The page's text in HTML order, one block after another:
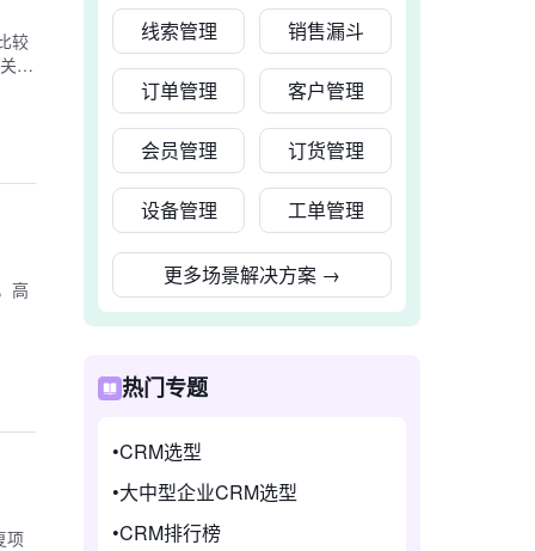
较
的
高
项
线索管理 销售漏斗
订单管理 客户管理
会员管理 订货管理
设备管理 工单管理
更多场景解决方案 →
热门专题
CRM选型
大中型企业CRM选型
CRM排行榜